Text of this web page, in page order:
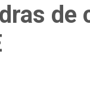
de